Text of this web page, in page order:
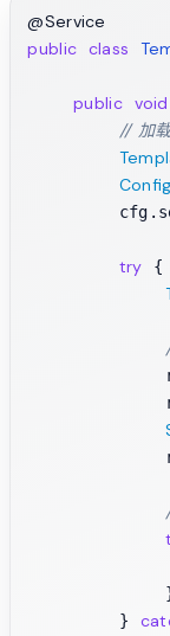
@Service
public class
public void
// 加
try {
        }